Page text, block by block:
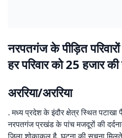
नरपतगंज के पीड़ित
हर परिवार को 25 हजार
अररिया/अररिया
. मध्य प्रदेश के इंदौर क्षेत्र स्थित पटाखा
नरपतगंज प्रखंड के पांच मजदूरों की